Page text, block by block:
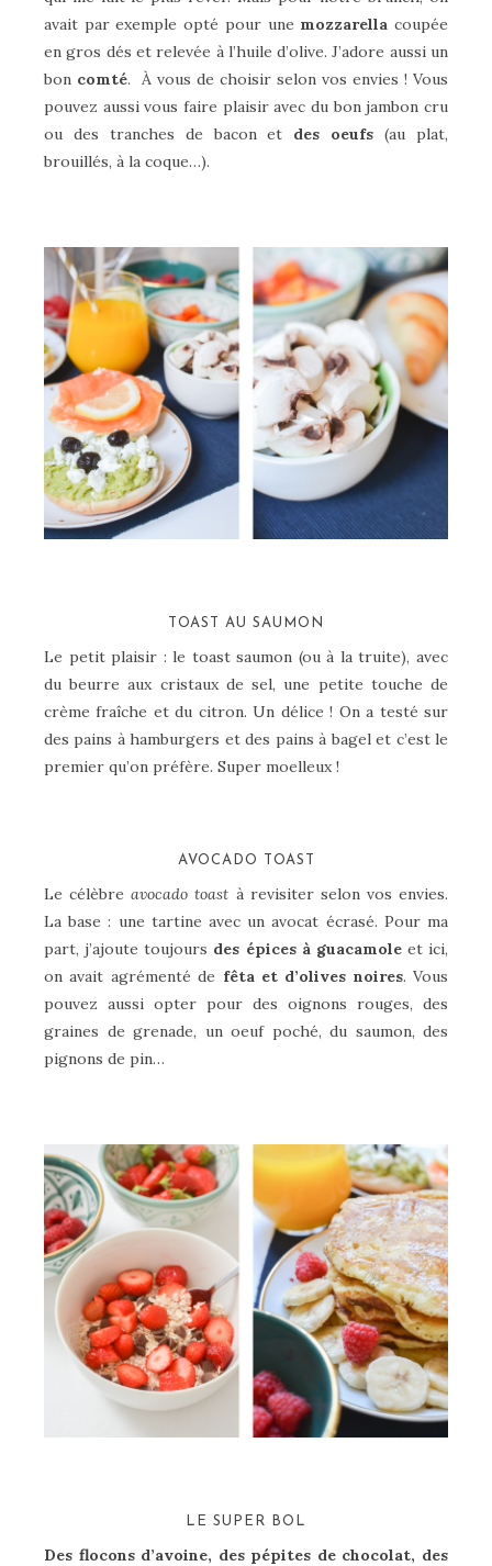
avait par exemple opté pour une mozzarella coupée
en gros dés et relevée à l’huile d’olive. J’adore aussi un
bon comté. À vous de choisir selon vos envies ! Vous
pouvez aussi vous faire plaisir avec du bon jambon cru
ou des tranches de bacon et des oeufs (au plat,
brouillés, à la coque…).
TOAST AU SAUMON
Le petit plaisir : le toast saumon (ou à la truite), avec
du beurre aux cristaux de sel, une petite touche de
crème fraîche et du citron. Un délice ! On a testé sur
des pains à hamburgers et des pains à bagel et c’est le
premier qu’on préfère. Super moelleux !
AVOCADO TOAST
Le célèbreavocado toast à revisiter selon vos envies.
La base : une tartine avec un avocat écrasé. Pour ma
part, j’ajoute toujours des épices à guacamoleet ici,
on avait agrémenté de fêta et d’olives noires. Vous
pouvez aussi opter pour des oignons rouges, des
graines de grenade, un oeuf poché, du saumon, des
pignons de pin…
LE SUPER BOL
Des flocons d’avoine, des pépites de chocolat, des